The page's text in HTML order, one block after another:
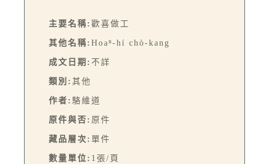
主要名稱: 歡喜做工
其他名稱: Hoaⁿ-hí chò-kang
成文日期: 不詳
類別: 其他
作者: 駱維道
原件與否: 原件
藏品層次: 單件
數量單位: 1張/頁